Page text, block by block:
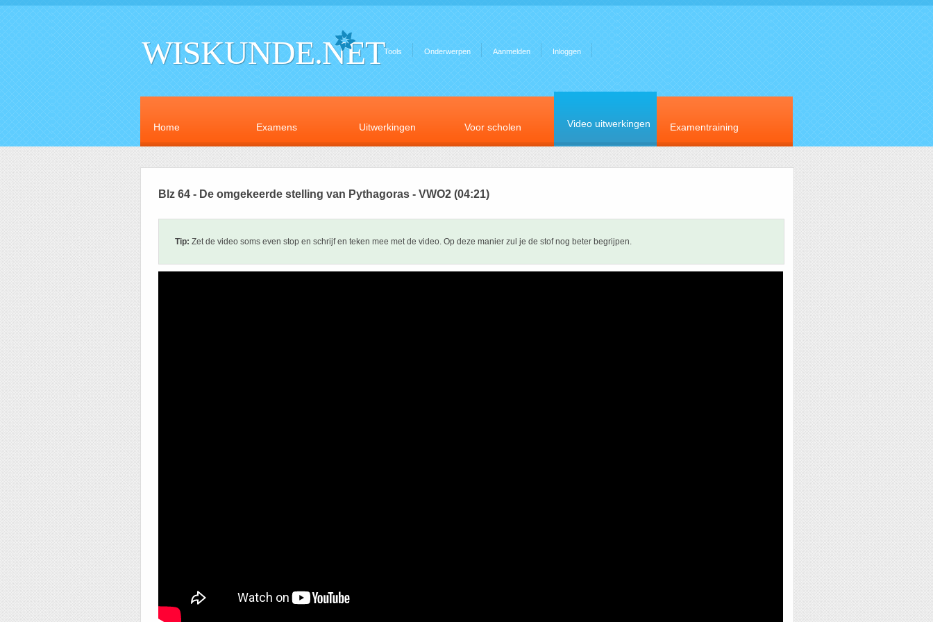
WISKUNDE.NETTools Onderwerpen Aanmelden Inloggen
Home Examens Uitwerkingen Voor scholen Video uitwerkingen Examentraining
Blz 64 - De omgekeerde stelling van Pythagoras - VWO2 (04:21)
Tip: Zet de video soms even stop en schrijf en teken mee met de video. Op deze manier zul je de stof nog beter begrijpen.